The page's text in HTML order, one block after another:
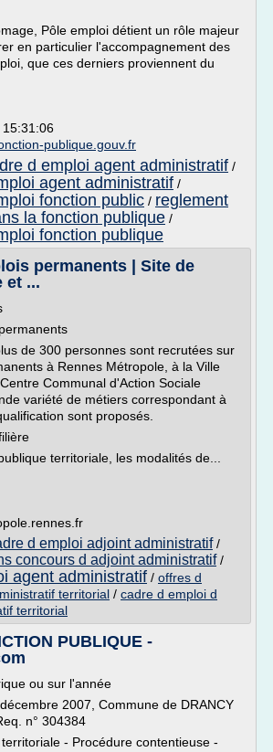
Pôle emploi détient un rôle majeur
en particulier l'accompagnement des
que ces derniers proviennent du
publique.gouv.fr
d emploi agent administratif /
agent administratif /
fonction public / reglement
la fonction publique /
fonction publique
permanents | Site de
et ...
de 300 personnes sont recrutées sur
à Rennes Métropole, à la Ville
Communal d'Action Sociale
variété de métiers correspondant à
sont proposés.
territoriale, les modalités de...
d emploi adjoint administratif/
concours d adjoint administratif/
agent administratif / offres d
territorial / cadre d emploi d
territorial
PUBLIQUE -
ou sur l'année
2007, Commune de DRANCY
n° 304384
- Procédure contentieuse -